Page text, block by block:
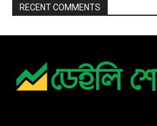
RECENT COMMENTS